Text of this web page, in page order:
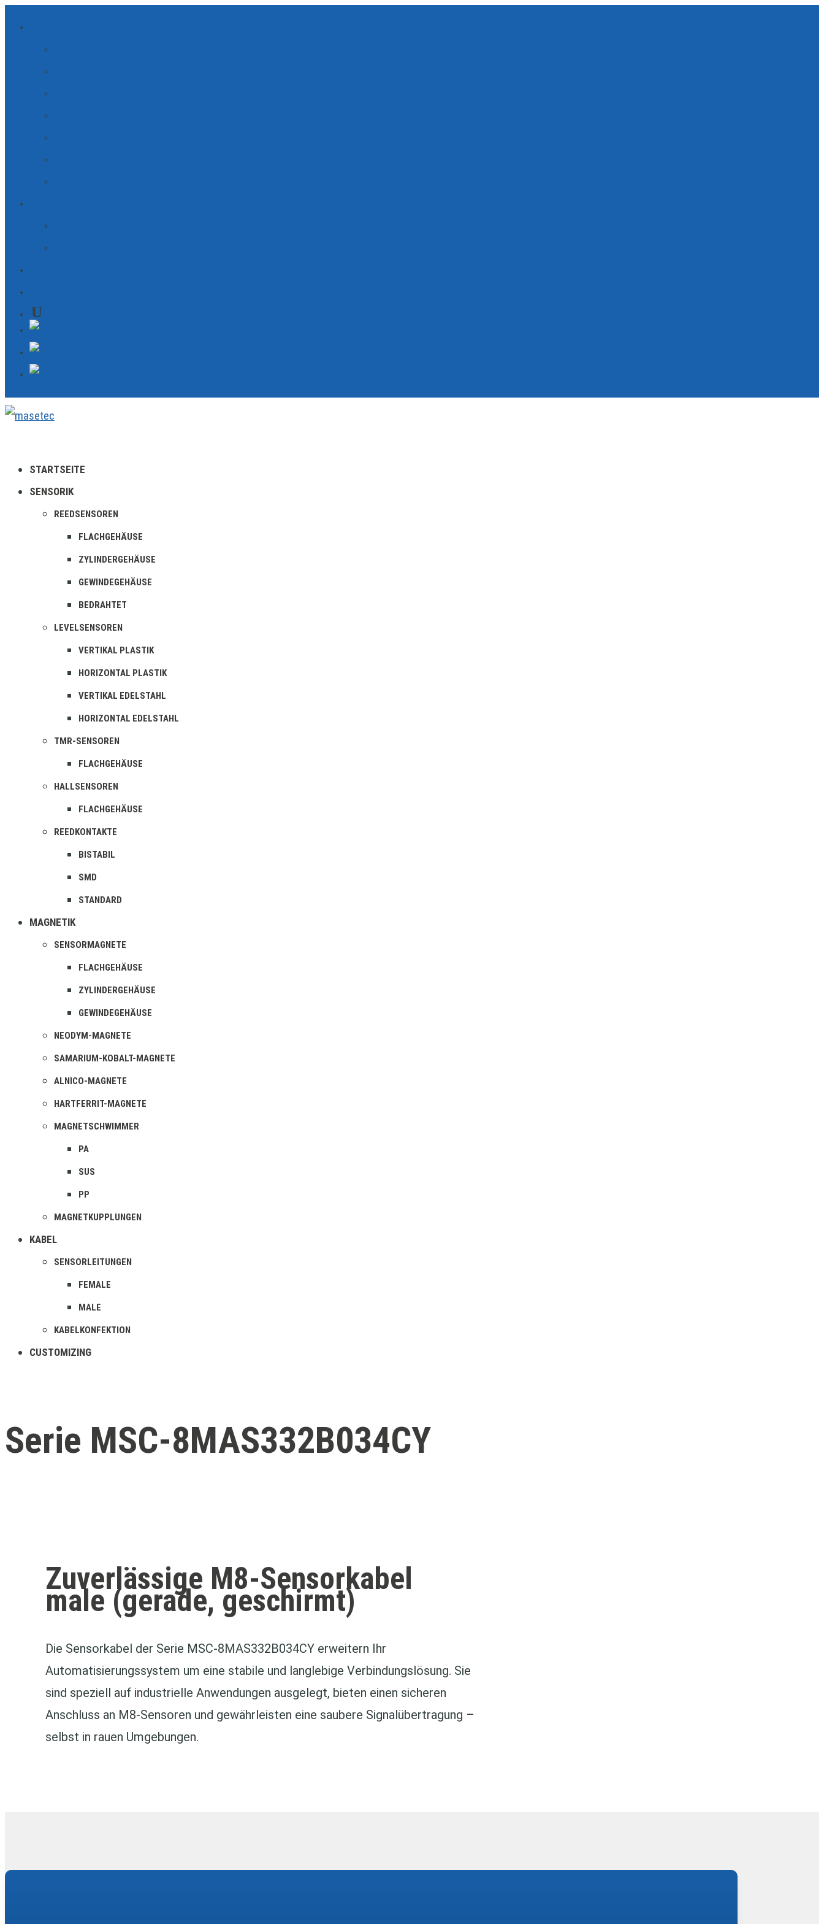
STARTSEITE
SENSORIK
REEDSENSOREN
FLACHGEHÄUSE
ZYLINDERGEHÄUSE
GEWINDEGEHÄUSE
BEDRAHTET
LEVELSENSOREN
VERTIKAL PLASTIK
HORIZONTAL PLASTIK
VERTIKAL EDELSTAHL
HORIZONTAL EDELSTAHL
TMR-SENSOREN
FLACHGEHÄUSE
HALLSENSOREN
FLACHGEHÄUSE
REEDKONTAKTE
BISTABIL
SMD
STANDARD
MAGNETIK
SENSORMAGNETE
FLACHGEHÄUSE
ZYLINDERGEHÄUSE
GEWINDEGEHÄUSE
NEODYM-MAGNETE
SAMARIUM-KOBALT-MAGNETE
ALNICO-MAGNETE
HARTFERRIT-MAGNETE
MAGNETSCHWIMMER
PA
SUS
PP
MAGNETKUPPLUNGEN
KABEL
SENSORLEITUNGEN
FEMALE
MALE
KABELKONFEKTION
CUSTOMIZING
Serie MSC‑8MAS332B034CY
Zuverlässige M8‑Sensorkabel
male (gerade, geschirmt)
Die Sensorkabel der Serie MSC‑8MAS332B034CY erweitern Ihr
Automatisierungssystem um eine stabile und langlebige Verbindungslösung. Sie
sind speziell auf industrielle Anwendungen ausgelegt, bieten einen sicheren
Anschluss an M8‑Sensoren und gewährleisten eine saubere Signalübertragung –
selbst in rauen Umgebungen.